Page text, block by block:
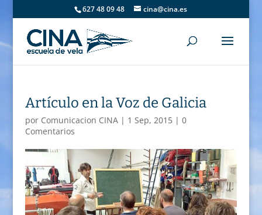
627 48 09 48 cina@cina.es
Artículo en la Voz de Galicia
por Comunicacion CINA| 1 Sep, 2015| 0
Comentarios